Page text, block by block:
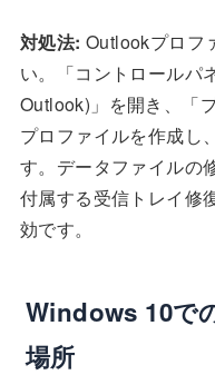
対処法: Outlookプロフ
い。「コントロールパ
Outlook)」を開き、「
プロファイルを作成し
す。データファイルの
付属する受信トレイ修
効です。
Windows 10で
場所